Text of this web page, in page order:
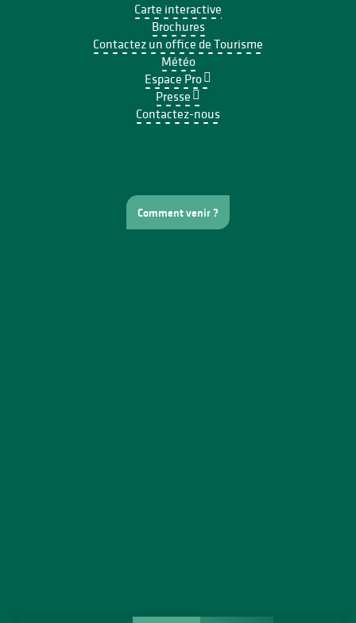
Carte interactive
Brochures
Contactez un office de Tourisme
Météo
Espace Pro
Presse
Contactez-nous
Comment venir ?